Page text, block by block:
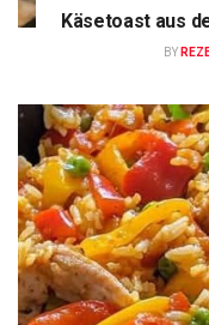
Käsetoast aus
BY